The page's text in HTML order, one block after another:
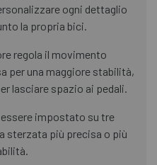
ogni dettaglio
la propria bici.
regola il movimento
per una maggiore stabilità,
lasciare spazio ai pedali.
impostato su tre
sterzata più precisa o più